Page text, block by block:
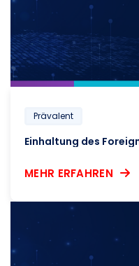
Prävalent
MEHR ERFAHREN